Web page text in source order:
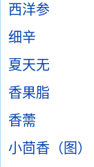
西洋参
细辛
夏天无
香果脂
香薷
小茴香（图）